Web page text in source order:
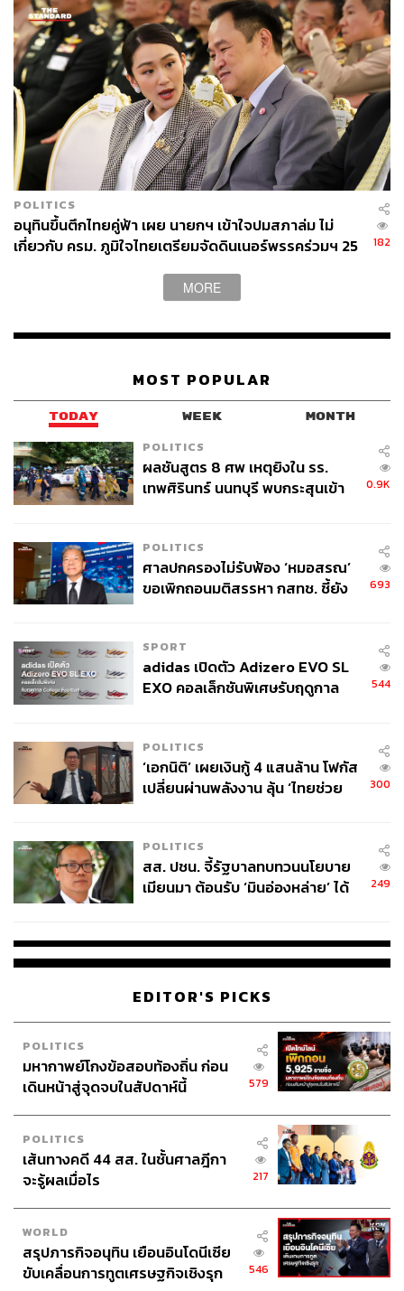
POLITICS
อนุทินขึ้นตึกไทยคู่ฟ้า เผย นายกฯ เข้าใจปมสภาล่ม ไม่
เกี่ยวกับ ครม. ภูมิใจไทยเตรียมจัดดินเนอร์พรรคร่วมฯ 25
182
MORE
MOST POPULAR
TODAY WEEK MONTH
POLITICS
ผลชันสูตร 8 ศพ เหตุยิงใน รร.
เทพศิรินทร์ นนทบุรี พบกระสุนเข้า
0.9K
POLITICS
ศาลปกครองไม่รับฟ้อง ‘หมอสรณ’
ขอเพิกถอนมติสรรหา กสทช. ชี้ยัง
693
SPORT
adidas เปิดตัว Adizero EVO SL
EXO คอลเล็กชันพิเศษรับฤดูกาล
544
POLITICS
‘เอกนิติ’ เผยเงินกู้ 4 แสนล้าน โฟกัส
เปลี่ยนผ่านพลังงาน ลุ้น ‘ไทยช่วย
300
POLITICS
สส. ปชน. จี้รัฐบาลทบทวนนโยบาย
เมียนมา ต้อนรับ ‘มินอ่องหล่าย’ ได้
249
EDITOR'S PICKS
POLITICS
มหากาพย์โกงข้อสอบท้องถิ่น ก่อน
เดินหน้าสู่จุดจบในสัปดาห์นี้
579
POLITICS
เส้นทางคดี 44 สส. ในชั้นศาลฎีกา
จะรู้ผลเมื่อไร
217
WORLD
สรุปภารกิจอนุทิน เยือนอินโดนีเซีย
ขับเคลื่อนการทูตเศรษฐกิจเชิงรุก
546